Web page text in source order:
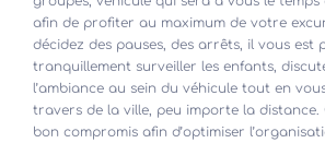
afin de profiter au maximum de votre
décidez des pauses, des arrêts, il vous est
tranquillement surveiller les enfants,
l’ambiance au sein du véhicule tout en
travers de la ville, peu importe la distance.
bon compromis afin d’optimiser